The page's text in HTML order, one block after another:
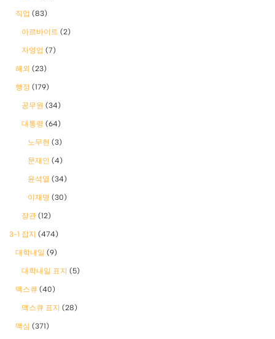
직업 (83)
아르바이트 (2)
자영업 (7)
해외 (23)
행정 (179)
공무원 (34)
대통령 (64)
노무현 (3)
문재인 (4)
윤석열 (34)
이재명 (30)
장관 (12)
3-1 잡지 (474)
대학내일 (9)
대학내일 표지 (5)
맥스큐 (40)
맥스큐 표지 (28)
맥심 (371)